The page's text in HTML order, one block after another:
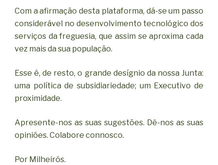
Com a afirmação desta plataforma, dá-se um passo
considerável no desenvolvimento tecnológico dos
serviços da freguesia, que assim se aproxima cada
vez mais da sua população.
Esse é, de resto, o grande desígnio da nossa Junta:
uma política de subsidiariedade; um Executivo de
proximidade.
Apresente-nos as suas sugestões. Dê-nos as suas
opiniões. Colabore connosco.
Por Milheirós.